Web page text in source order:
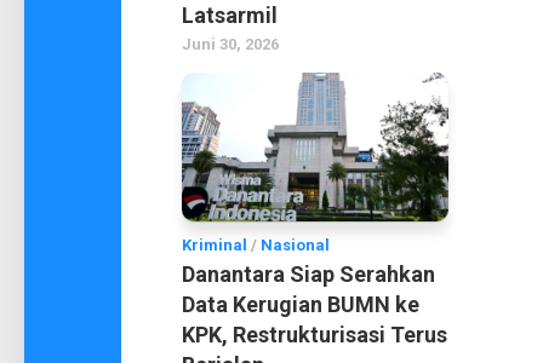
Latsarmil
Juni 30, 2026
Kriminal / Nasional
Danantara Siap Serahkan
Data Kerugian BUMN ke
KPK, Restrukturisasi Terus